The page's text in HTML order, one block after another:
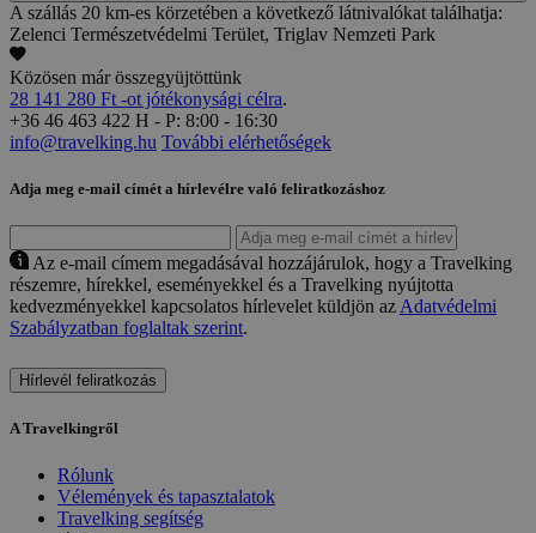
A szállás 20 km-es körzetében a következő látnivalókat találhatja:
Zelenci Természetvédelmi Terület, Triglav Nemzeti Park
Közösen már összegyüjtöttünk
28 141 280 Ft -ot jótékonysági célra.
+36 46 463 422 H - P: 8:00 - 16:30
info@travelking.hu További elérhetőségek
Adja meg e-mail címét a hírlevélre való feliratkozáshoz
Az e-mail címem megadásával hozzájárulok, hogy a Travelking
részemre, hírekkel, eseményekkel és a Travelking nyújtotta
kedvezményekkel kapcsolatos hírlevelet küldjön az Adatvédelmi
Szabályzatban foglaltak szerint.
Hírlevél feliratkozás
A Travelkingről
Rólunk
Vélemények és tapasztalatok
Travelking segítség